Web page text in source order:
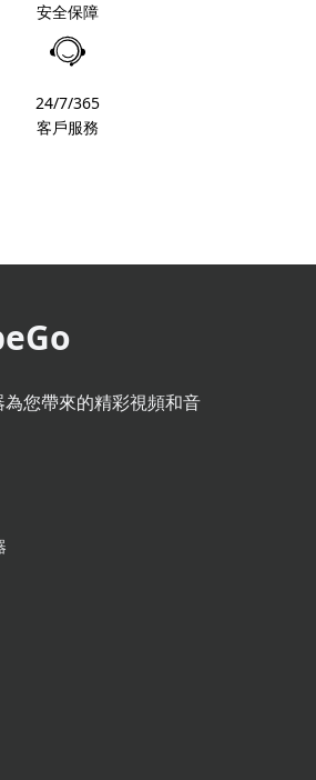
安全保障
24/7/365
客戶服務
您帶來的精彩視頻和音